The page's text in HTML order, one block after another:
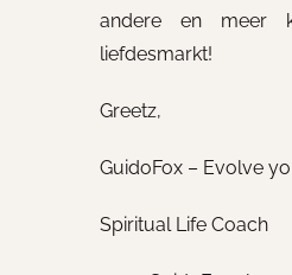
andere en meer
liefdesmarkt!
Greetz,
GuidoFox – Evolve
Spiritual Life Coach